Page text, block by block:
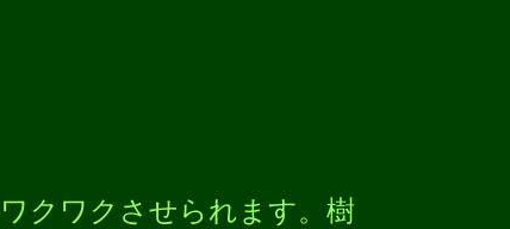
クワクさせられます。樹